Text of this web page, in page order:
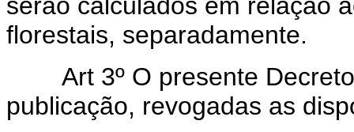
florestais, separadamente.
Art 3º O presente
publicação, revogadas as